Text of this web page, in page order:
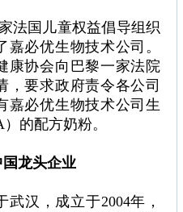
法国儿童权益倡导组织
必优生物技术公司。
康协会向巴黎一家法院
，要求政府责令各公司
嘉必优生物技术公司生
的配方奶粉。
龙头企业
汉，成立于2004年，